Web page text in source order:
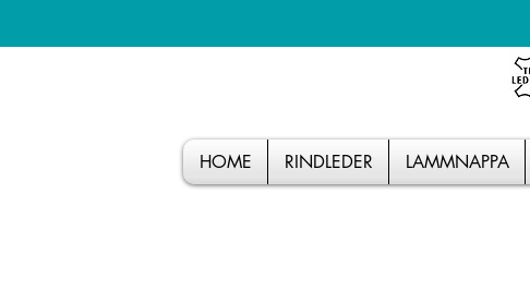
HOME RINDLEDER LAMMNAPPA